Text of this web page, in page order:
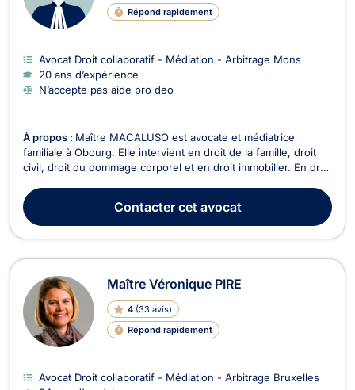
Répond rapidement
Avocat Droit collaboratif - Médiation - Arbitrage Mons
20 ans d’expérience
N’accepte pas aide pro deo
À propos : Maître MACALUSO est avocate et médiatrice
familiale à Obourg. Elle intervient en droit de la famille, droit
civil, droit du dommage corporel et en droit immobilier. En droit
de séparation de couples mariés ou non. Elle vous
accompagne dans les conséquences li...
Contactercet avocat
Maître Véronique PIRE
4 (33 avis)
Répond rapidement
Avocat Droit collaboratif - Médiation - Arbitrage Bruxelles